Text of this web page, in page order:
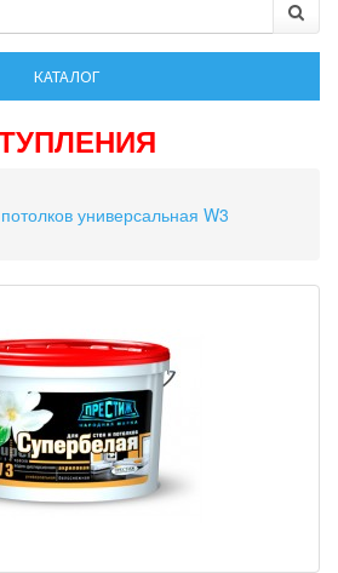
универсальная W3